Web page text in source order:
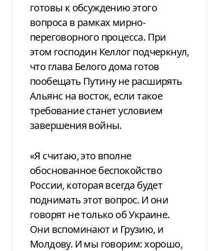
готовы к обсуждению этого
вопроса в рамках мирно-
переговорного процесса. При
этом господин Келлог подчеркнул,
что глава Белого дома готов
пообещать Путину не расширять
Альянс на восток, если такое
требование станет условием
завершения войны.
«Я считаю, это вполне
обоснованное беспокойство
России, которая всегда будет
поднимать этот вопрос. И они
говорят не только об Украине.
Они вспоминают и Грузию, и
Молдову. И мы говорим: хорошо,